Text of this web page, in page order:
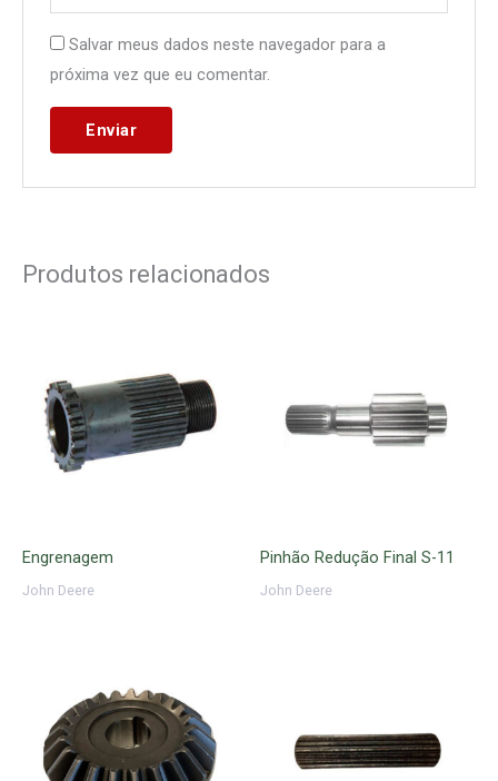
Salvar meus dados neste navegador para a
próxima vez que eu comentar.
Produtos relacionados
Engrenagem
John Deere
Pinhão Redução Final S-11
John Deere